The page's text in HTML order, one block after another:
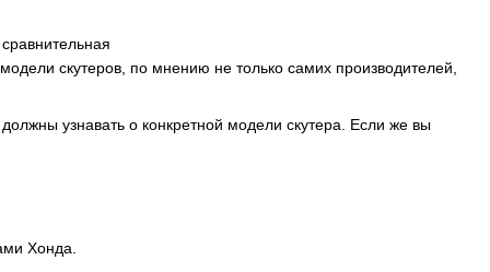
скутеров, по мнению не только самих производителей,
узнавать о конкретной модели скутера. Если же вы
Хонда.